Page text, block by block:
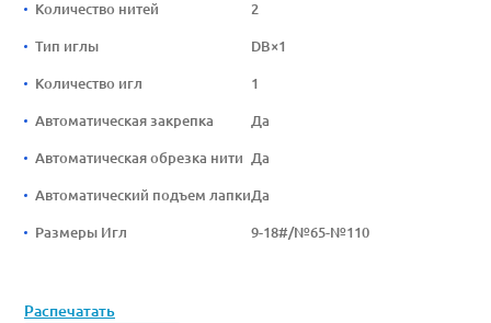
Количество нитей 2
Тип иглы DB×1
Количество игл 1
Автоматическая закрепка Да
Автоматическая обрезка нити Да
Автоматический подъем лапкиДа
Размеры Игл 9-18#/№65-№110
Распечатать